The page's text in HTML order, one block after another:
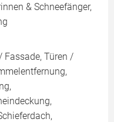
& Schneefänger,
Fassade, Türen /